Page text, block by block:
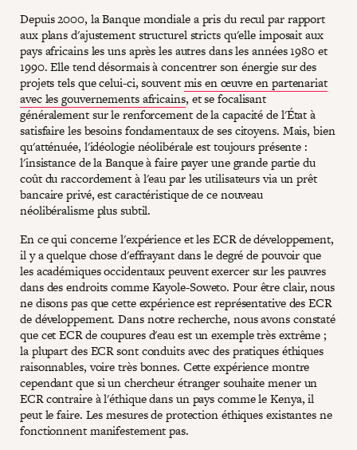
Depuis 2000, la Banque mondiale a pris du recul par rapport
aux plans d'ajustement structurel stricts qu'elle imposait aux
pays africains les uns après les autres dans les années 1980 et
1990. Elle tend désormais à concentrer son énergie sur des
projets tels que celui-ci, souventmis en œuvre en partenariat
avec les gouvernements africains, et se focalisant
généralement sur le renforcement de la capacité de l'État à
satisfaire les besoins fondamentaux de ses citoyens. Mais, bien
qu'atténuée, l'idéologie néolibérale est toujours présente :
l'insistance de la Banque à faire payer une grande partie du
coût du raccordement à l'eau par les utilisateurs via un prêt
bancaire privé, est caractéristique de ce nouveau
néolibéralisme plus subtil.
En ce qui concerne l'expérience et les ECR de développement,
il y a quelque chose d'effrayant dans le degré de pouvoir que
les académiques occidentaux peuvent exercer sur les pauvres
dans des endroits comme Kayole-Soweto. Pour être clair, nous
ne disons pas que cette expérience est représentative des ECR
de développement. Dans notre recherche, nous avons constaté
que cet ECR de coupures d'eau est un exemple très extrême ;
la plupart des ECR sont conduits avec des pratiques éthiques
raisonnables, voire très bonnes. Cette expérience montre
cependant que si un chercheur étranger souhaite mener un
ECR contraire à l'éthique dans un pays comme le Kenya, il
peut le faire. Les mesures de protection éthiques existantes ne
fonctionnent manifestement pas.